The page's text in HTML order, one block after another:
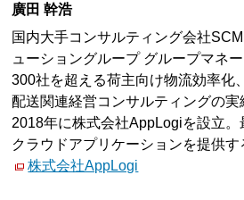
廣田 幹浩
国内大手コンサルティング会社
ューショングループ グループマネ
300社を超える荷主向け物流効率化
配送関連経営コンサルティングの実
2018年に株式会社AppLogiを設立
クラウドアプリケーションを提供す
株式会社AppLogi